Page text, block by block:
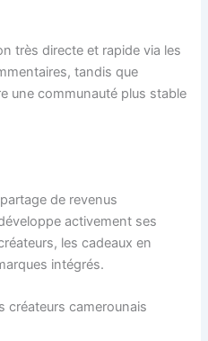
très directe et rapide via les
tandis que
une communauté plus stable
de revenus
activement ses
les cadeaux en
intégrés.
créateurs camerounais